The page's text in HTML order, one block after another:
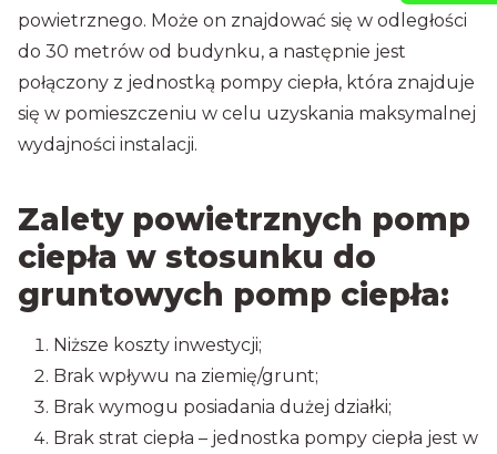
powietrznego. Może on znajdować się w odległości
do 30 metrów od budynku, a następnie jest
połączony z jednostką pompy ciepła, która znajduje
się w pomieszczeniu w celu uzyskania maksymalnej
wydajności instalacji.
Zalety powietrznych pomp
ciepła w stosunku do
gruntowych pomp ciepła:
Niższe koszty inwestycji;
Brak wpływu na ziemię/grunt;
Brak wymogu posiadania dużej działki;
Brak strat ciepła – jednostka pompy ciepła jest w